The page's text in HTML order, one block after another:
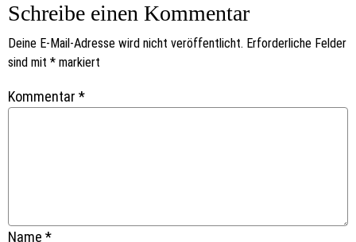
Schreibe einen Kommentar
Deine E-Mail-Adresse wird nicht veröffentlicht. Erforderliche Felder
sind mit * markiert
Kommentar *
Name *